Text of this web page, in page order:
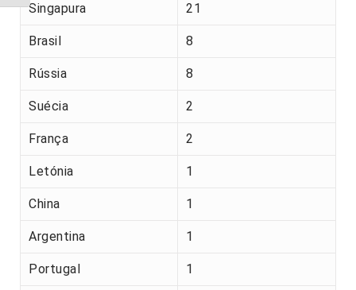
Singapura 21
Brasil 8
Rússia 8
Suécia 2
França 2
Letónia 1
China 1
Argentina 1
Portugal 1